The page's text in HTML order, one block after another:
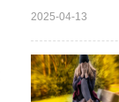
2025-04-13